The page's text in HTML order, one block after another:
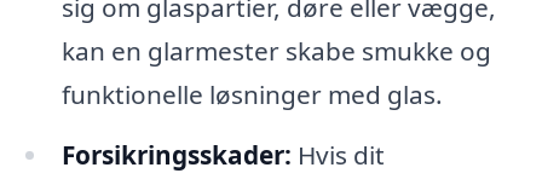
sig om glaspartier, døre eller vægge,
kan en glarmester skabe smukke og
funktionelle løsninger med glas.
Forsikringsskader: Hvis dit